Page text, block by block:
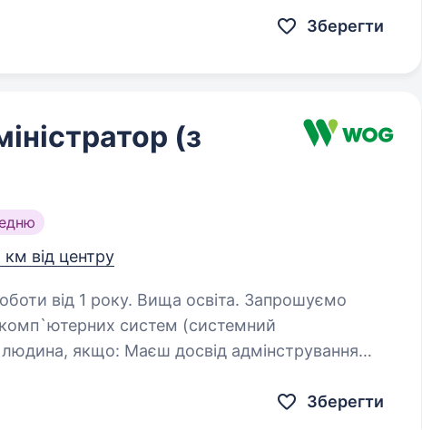
Зберегти
(з
км від центру
1 року. Вища освіта. Запрошуємо
систем (системний
Зберегти